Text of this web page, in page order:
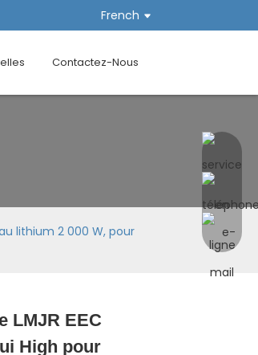
French
Contactez-Nous
lithium 2 000 W, pour
LMJR EEC
High pour